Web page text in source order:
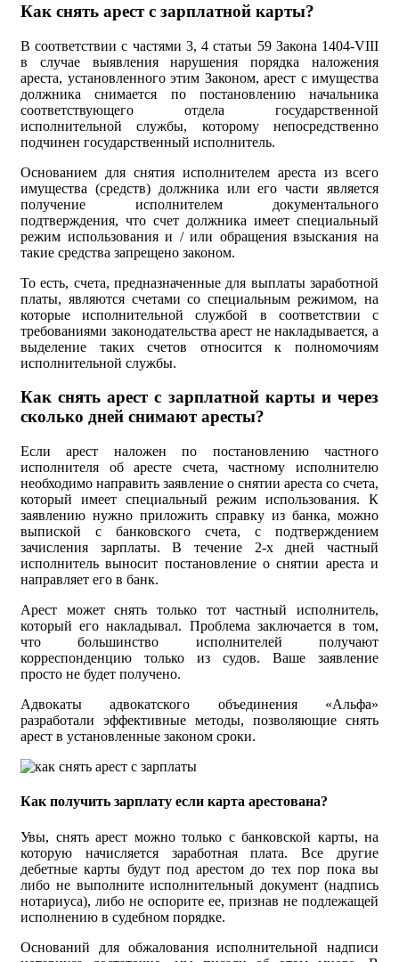
Как снять арест с зарплатной карты?
В соответствии с частями 3, 4 статьи 59 Закона 1404-VIII
в случае выявления нарушения порядка наложения
ареста, установленного этим Законом, арест с имущества
должника снимается по постановлению начальника
соответствующего отдела государственной
исполнительной службы, которому непосредственно
подчинен государственный исполнитель.
Основанием для снятия исполнителем ареста из всего
имущества (средств) должника или его части является
получение исполнителем документального
подтверждения, что счет должника имеет специальный
режим использования и / или обращения взыскания на
такие средства запрещено законом.
То есть, счета, предназначенные для выплаты заработной
платы, являются счетами со специальным режимом, на
которые исполнительной службой в соответствии с
требованиями законодательства арест не накладывается, а
выделение таких счетов относится к полномочиям
исполнительной службы.
Как снять арест с зарплатной карты и через
сколько дней снимают аресты?
Если арест наложен по постановлению частного
исполнителя об аресте счета, частному исполнителю
необходимо направить заявление о снятии ареста со счета,
который имеет специальный режим использования. К
заявлению нужно приложить справку из банка, можно
выпиской с банковского счета, с подтверждением
зачисления зарплаты. В течение 2-х дней частный
исполнитель выносит постановление о снятии ареста и
направляет его в банк.
Арест может снять только тот частный исполнитель,
который его накладывал. Проблема заключается в том,
что большинство исполнителей получают
корреспонденцию только из судов. Ваше заявление
просто не будет получено.
Адвокаты адвокатского объединения «Альфа»
разработали эффективные методы, позволяющие снять
арест в установленные законом сроки.
Как получить зарплату если карта арестована?
Увы, снять арест можно только с банковской карты, на
которую начисляется заработная плата. Все другие
дебетные карты будут под арестом до тех пор пока вы
либо не выполните исполнительный документ (надпись
нотариуса), либо не оспорите ее, признав не подлежащей
исполнению в судебном порядке.
Оснований для обжалования исполнительной надписи